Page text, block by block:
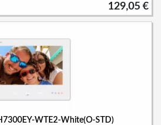
129,05 €
WTE2-White(O-STD)